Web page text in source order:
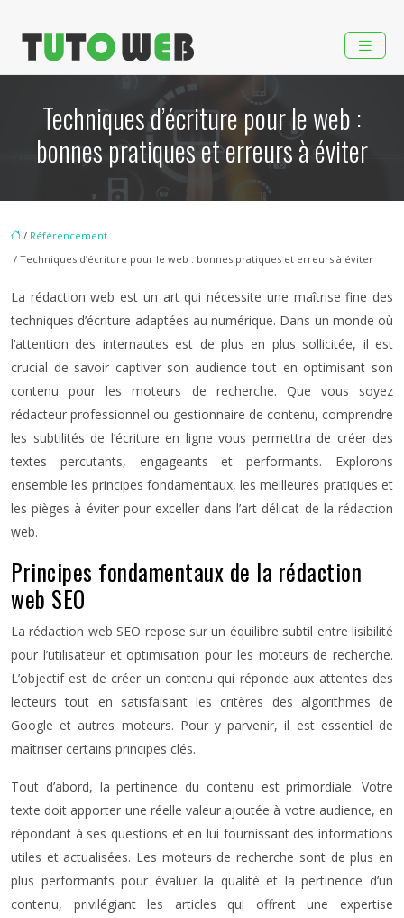
Techniques d’écriture pour le web :
bonnes pratiques et erreurs à éviter
/ Référencement
/ Techniques d’écriture pour le web : bonnes pratiques et erreurs à éviter
La rédaction web est un art qui nécessite une maîtrise fine des
techniques d’écriture adaptées au numérique. Dans un monde où
l’attention des internautes est de plus en plus sollicitée, il est
crucial de savoir captiver son audience tout en optimisant son
contenu pour les moteurs de recherche. Que vous soyez
rédacteur professionnel ou gestionnaire de contenu, comprendre
les subtilités de l’écriture en ligne vous permettra de créer des
textes percutants, engageants et performants. Explorons
ensemble les principes fondamentaux, les meilleures pratiques et
les pièges à éviter pour exceller dans l’art délicat de la rédaction
web.
Principes fondamentaux de la rédaction
web SEO
La rédaction web SEO repose sur un équilibre subtil entre lisibilité
pour l’utilisateur et optimisation pour les moteurs de recherche.
L’objectif est de créer un contenu qui réponde aux attentes des
lecteurs tout en satisfaisant les critères des algorithmes de
Google et autres moteurs. Pour y parvenir, il est essentiel de
maîtriser certains principes clés.
Tout d’abord, la pertinence du contenu est primordiale. Votre
texte doit apporter une réelle valeur ajoutée à votre audience, en
répondant à ses questions et en lui fournissant des informations
utiles et actualisées. Les moteurs de recherche sont de plus en
plus performants pour évaluer la qualité et la pertinence d’un
contenu, privilégiant les articles qui offrent une expertise